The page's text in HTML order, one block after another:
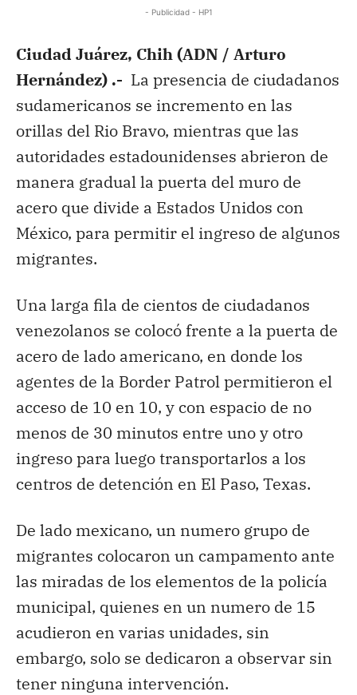
- Publicidad - HP1
Ciudad Juárez, Chih (ADN / Arturo
Hernández) .- La presencia de ciudadanos
sudamericanos se incremento en las
orillas del Rio Bravo, mientras que las
autoridades estadounidenses abrieron de
manera gradual la puerta del muro de
acero que divide a Estados Unidos con
México, para permitir el ingreso de algunos
migrantes.
Una larga fila de cientos de ciudadanos
venezolanos se colocó frente a la puerta de
acero de lado americano, en donde los
agentes de la Border Patrol permitieron el
acceso de 10 en 10, y con espacio de no
menos de 30 minutos entre uno y otro
ingreso para luego transportarlos a los
centros de detención en El Paso, Texas.
De lado mexicano, un numero grupo de
migrantes colocaron un campamento ante
las miradas de los elementos de la policía
municipal, quienes en un numero de 15
acudieron en varias unidades, sin
embargo, solo se dedicaron a observar sin
tener ninguna intervención.